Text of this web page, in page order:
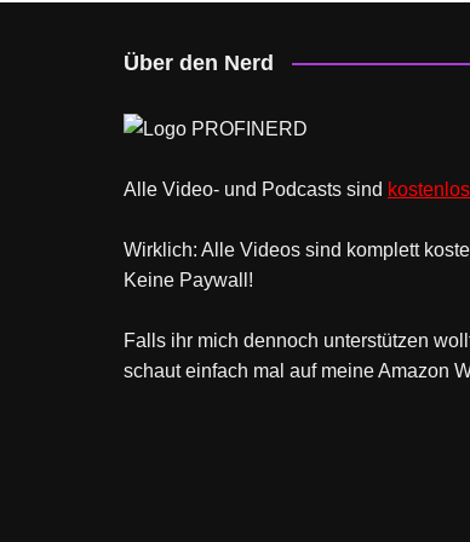
Über den Nerd
Alle Video- und Podcasts sind
Wirklich: Alle Videos sind komplett
Keine Paywall!
Falls ihr mich dennoch unterstützen
schaut einfach mal auf meine Amazon